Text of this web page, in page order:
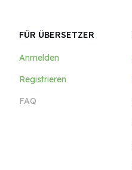
FÜR ÜBERSETZER
Anmelden
Registrieren
FAQ